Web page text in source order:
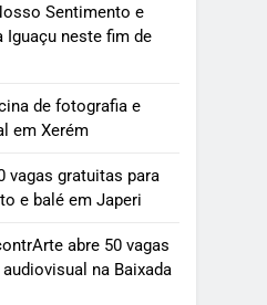
Sentimento e
Iguaçu neste fim de
de fotografia e
em Xerém
vagas gratuitas para
e balé em Japeri
abre 50 vagas
na Baixada